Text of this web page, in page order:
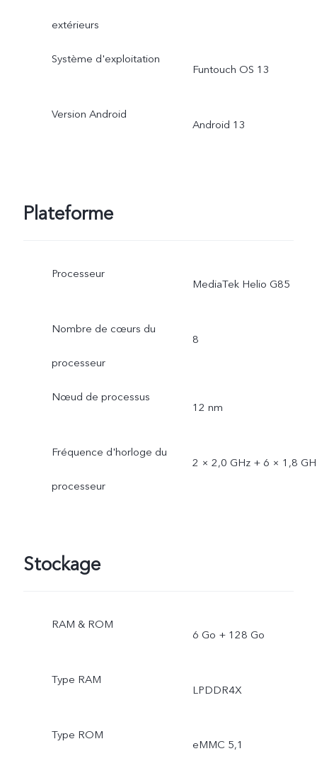
extérieurs
Système d'exploitation
Funtouch OS 13
Version Android
Android 13
Plateforme
Processeur
MediaTek Helio G85
Nombre de cœurs du
processeur
8
Nœud de processus
12 nm
Fréquence d'horloge du
processeur
2 × 2,0 GHz + 6 × 1,8
Stockage
RAM & ROM
6 Go + 128 Go
Type RAM
LPDDR4X
Type ROM
eMMC 5,1